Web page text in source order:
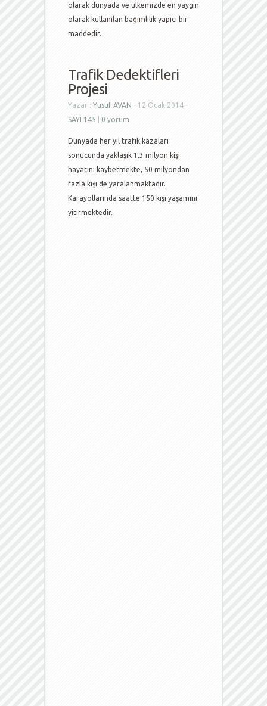
olarak dünyada ve ülkemizde en yaygın
olarak kullanılan bağımlılık yapıcı bir
maddedir.
Trafik Dedektifleri
Projesi
Yazar : Yusuf AVAN - 12 Ocak 2014 -
SAYI 145
0 yorum
Dünyada her yıl trafik kazaları
sonucunda yaklaşık 1,3 milyon kişi
hayatını kaybetmekte, 50 milyondan
fazla kişi de yaralanmaktadır.
Karayollarında saatte 150 kişi yaşamını
yitirmektedir.